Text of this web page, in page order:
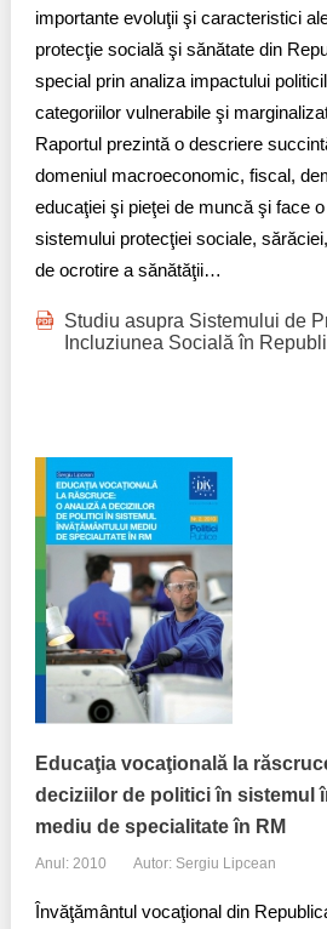
importante evoluţii şi caracteristici
protecţie socială şi sănătate din
special prin analiza impactului
categoriilor vulnerabile şi
Raportul prezintă o descriere
domeniul macroeconomic, fiscal,
educaţiei şi pieţei de muncă şi face
sistemului protecţiei sociale,
de ocrotire a sănătăţii…
Studiu asupra Sistemului de
Incluziunea Socială în
Educaţia vocaţională la
deciziilor de politici în sistemul
mediu de specialitate în RM
Anul: 2010 Autor: Sergiu Lipcean
Învăţământul vocaţional din